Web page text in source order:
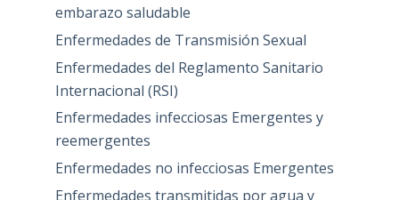
embarazo saludable
Enfermedades de Transmisión Sexual
Enfermedades del Reglamento Sanitario
Internacional (RSI)
Enfermedades infecciosas Emergentes y
reemergentes
Enfermedades no infecciosas Emergentes
Enfermedades transmitidas por agua y